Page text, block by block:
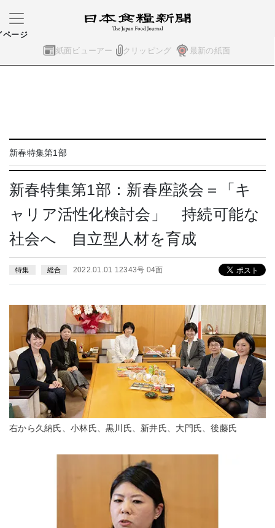
紙面ビューアー クリッピング 最新の紙面
ページ
新春特集第1部
新春特集第1部：新春座談会＝「キ
ャリア活性化検討会」 持続可能な
社会へ 自立型人材を育成
特集 総合 2022.01.01 12343号 04面
右から久納氏、小林氏、黒川氏、新井氏、大門氏、後藤氏